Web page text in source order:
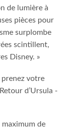
de lumière à
pièces pour
surplombe
scintillent,
Disney. »
prenez votre
d’Ursula -
de